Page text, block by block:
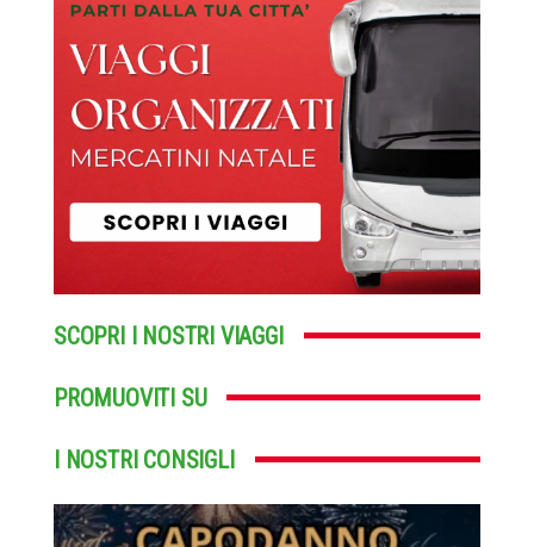
SCOPRI I NOSTRI VIAGGI
PROMUOVITI SU
I NOSTRI CONSIGLI